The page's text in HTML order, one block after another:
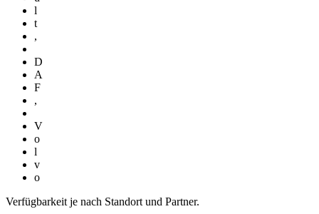
l
t
,
D
A
F
,
V
o
l
v
o
Verfügbarkeit je nach Standort und Partner.